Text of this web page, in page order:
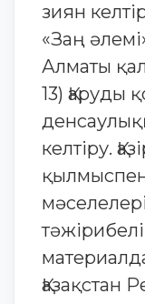
зиян
«Заң
Алматы
13) Қаруды
келтіру.
қылмыспен
Қазақстан